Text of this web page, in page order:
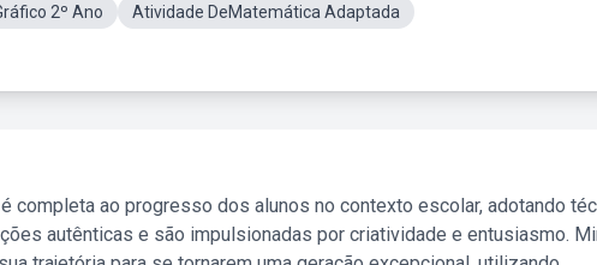
2º Ano
Atividade DeMatemática Adaptada
completa ao progresso dos alunos no contexto escolar, adotando
autênticas e são impulsionadas por criatividade e entusiasmo.